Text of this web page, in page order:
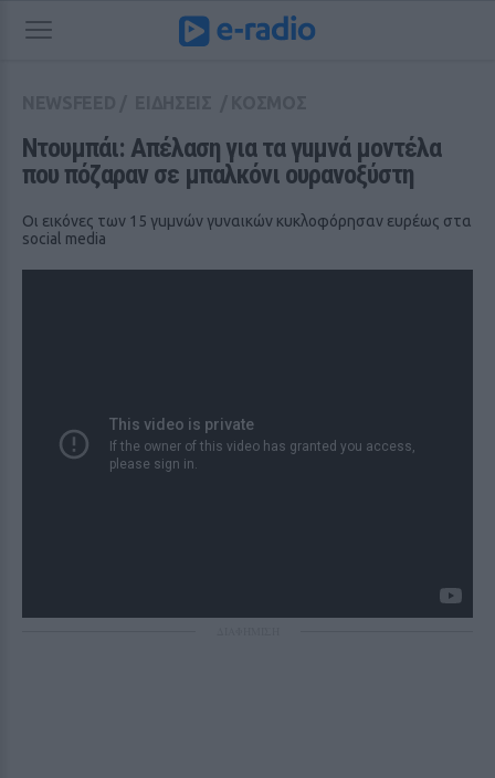
Ντουμπάι: Απέλαση για τα γuμνά μοντέλα
που πόζαραν σε μπαλκόνι ουρανοξύστη
Οι εικόνες των 15 γuμνών γυναικών κυκλοφόρησαν ευρέως στα
social media